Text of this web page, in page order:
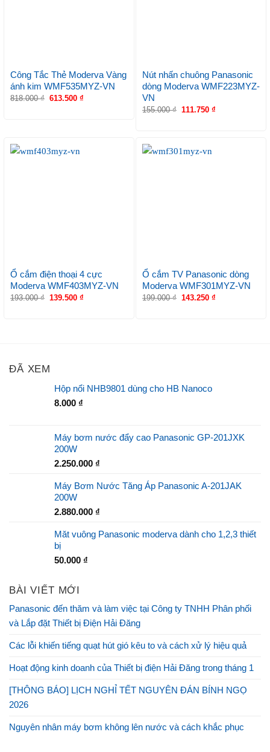
Công Tắc Thẻ Moderva Vàng
ánh kim WMF535MYZ-VN
818.000₫ 613.500 ₫
Nút nhấn chuông Panasonic
dòng Moderva WMF223MYZ-
VN
155.000₫ 111.750 ₫
Ổ cắm điện thoại 4 cực
Moderva WMF403MYZ-VN
193.000₫ 139.500 ₫
Ổ cắm TV Panasonic dòng
Moderva WMF301MYZ-VN
199.000₫ 143.250 ₫
ĐÃ XEM
Hộp nổi NHB9801 dùng cho HB Nanoco
8.000 ₫
Máy bơm nước đẩy cao Panasonic GP-201JXK
200W
2.250.000 ₫
Máy Bơm Nước Tăng Áp Panasonic A-201JAK
200W
2.880.000 ₫
Măt vuông Panasonic moderva dành cho 1,2,3 thiết
bị
50.000 ₫
BÀI VIẾT MỚI
Panasonic đến thăm và làm việc tại Công ty TNHH Phân phối
và Lắp đặt Thiết bị Điện Hải Đăng
Các lỗi khiến tiếng quạt hút gió kêu to và cách xử lý hiệu quả
Hoạt động kinh doanh của Thiết bị điện Hải Đăng trong tháng 1
[THÔNG BÁO] LỊCH NGHỈ TẾT NGUYÊN ĐÁN BÍNH NGỌ
2026
Nguyên nhân máy bơm không lên nước và cách khắc phục